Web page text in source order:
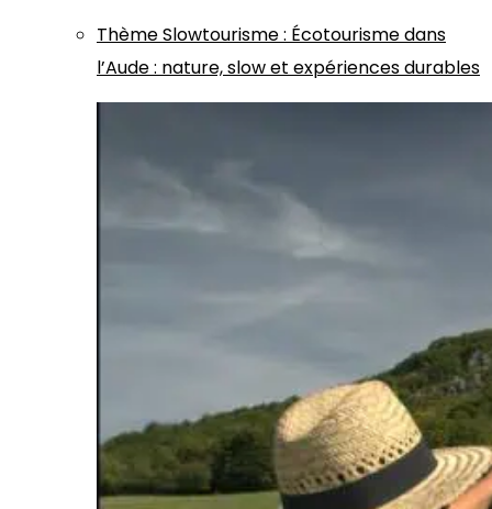
ThèmeSlowtourisme: Écotourisme dans
l’Aude : nature, slow et expériences durables